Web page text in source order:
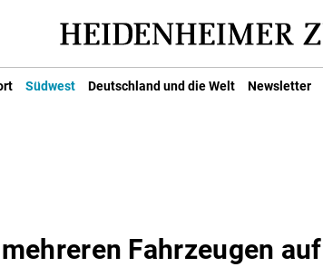
Südwest Deutschland und die Welt Newsletter
Fahrzeugen auf